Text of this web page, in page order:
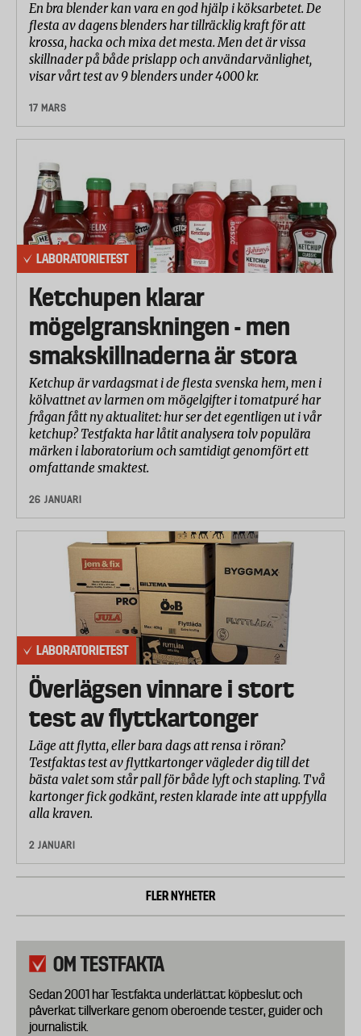
En bra blender kan vara en god hjälp i köksarbetet. De
flesta av dagens blenders har tillräcklig kraft för att
krossa, hacka och mixa det mesta. Men det är vissa
skillnader på både prislapp och användarvänlighet,
visar vårt test av 9 blenders under 4000 kr.
17 MARS
LABORATORIETEST
Ketchupen klarar
mögelgranskningen - men
smakskillnaderna är stora
Ketchup är vardagsmat i de flesta svenska hem, men i
kölvattnet av larmen om mögelgifter i tomatpuré har
frågan fått ny aktualitet: hur ser det egentligen ut i vår
ketchup? Testfakta har låtit analysera tolv populära
märken i laboratorium och samtidigt genomfört ett
omfattande smaktest.
26 JANUARI
LABORATORIETEST
Överlägsen vinnare i stort
test av flyttkartonger
Läge att flytta, eller bara dags att rensa i röran?
Testfaktas test av flyttkartonger vägleder dig till det
bästa valet som står pall för både lyft och stapling. Två
kartonger fick godkänt, resten klarade inte att uppfylla
alla kraven.
2 JANUARI
FLER NYHETER
OM TESTFAKTA
Sedan 2001 har Testfakta underlättat köpbeslut och
påverkat tillverkare genom oberoende tester, guider och
journalistik.